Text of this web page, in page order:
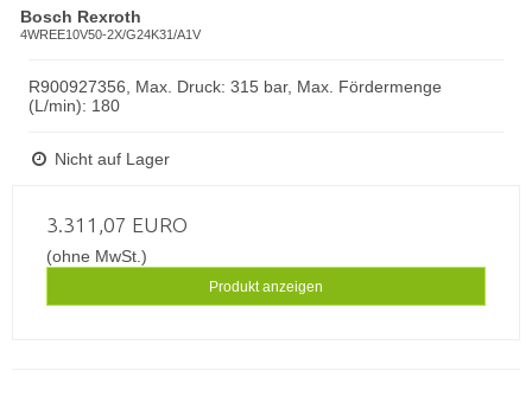
Bosch Rexroth
4WREE10V50-2X/G24K31/A1V
R900927356, Max. Druck: 315 bar, Max. Fördermenge
(L/min): 180
Nicht auf Lager
3.311,07 EURO
(ohne MwSt.)
Produkt anzeigen